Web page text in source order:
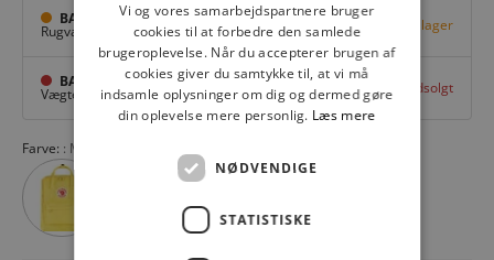
BAGGI Tarup Center
Rugvang 36, Odense NV Få på lager
BAGGI Nyborg
Vægtergade 1, Nyborg Udsolgt
Farve: Mint Green 600
Vi og vores samarbejdspartnere bruger
cookies til at forbedre den samlede
brugeroplevelse. Når du accepterer brugen af
cookies giver du samtykke til, at vi må
indsamle oplysninger om dig og dermed gøre
din oplevelse mere personlig. Læs mere
NØDVENDIGE
STATISTISKE